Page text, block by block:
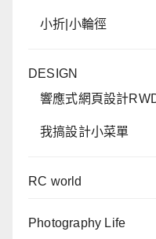
小折|小輪徑
DESIGN
響應式網頁設計
我搞設計小菜單
RC world
Photography Life